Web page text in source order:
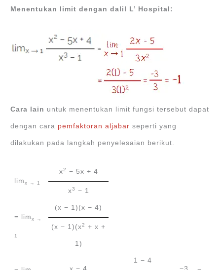
Menentukan limit dengan dalil L’ Hospital:
Cara lain untuk menentukan limit fungsi tersebut dapat
dengan cara pemfaktoran aljabar seperti yang
dilakukan pada langkah penyelesaian berikut.
limx → 1
x2 − 5x + 4
x3 − 1
= limx →
1
(x − 1)(x − 4)
(x − 1)(x2 + x +
1)
1 − 4